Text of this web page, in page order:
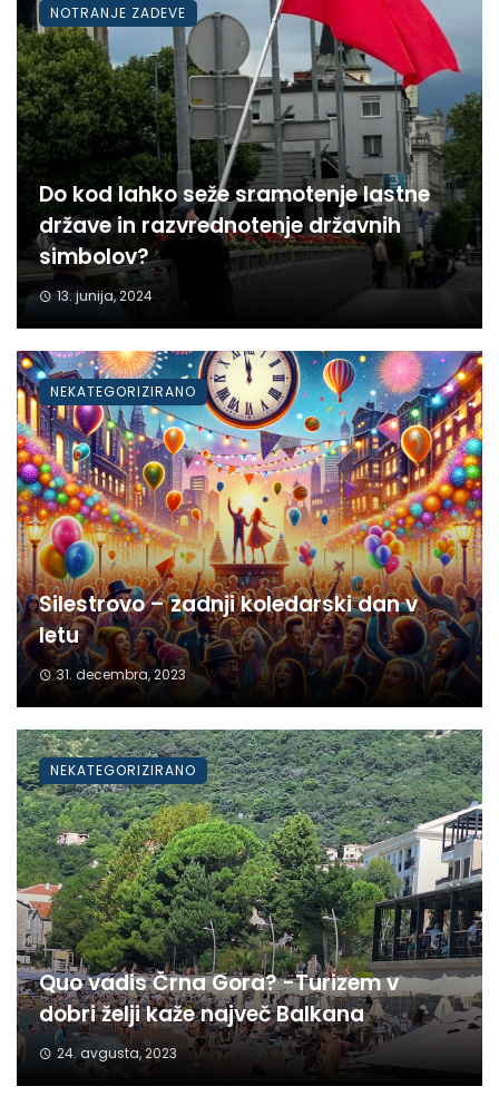
Do kod lahko seže sramotenje lastne
države in razvrednotenje državnih
simbolov?
13. junija, 2024
NOTRANJE ZADEVE
Silestrovo – zadnji koledarski dan v
letu
31. decembra, 2023
NEKATEGORIZIRANO
Quo vadis Črna Gora? -Turizem v
dobri želji kaže največ Balkana
24. avgusta, 2023
NEKATEGORIZIRANO